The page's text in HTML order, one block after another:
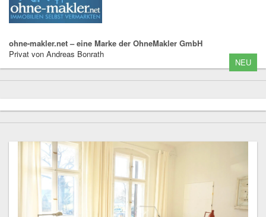
ohne-makler.net – eine Marke der OhneMakler GmbH
Privat von Andreas Bonrath
NEU